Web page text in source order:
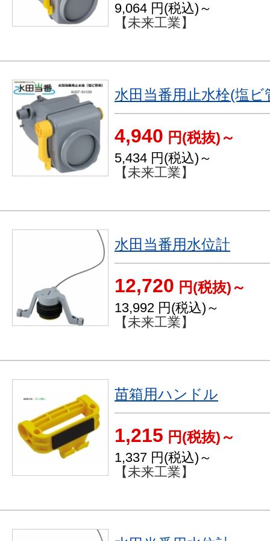
9,064 円(税込)～
【未来工業】
水田当番用止水栓(塩ビ
4,940 円(税抜)～
5,434 円(税込)～
【未来工業】
水田当番用水位計
12,720 円(税抜)～
13,992 円(税込)～
【未来工業】
苗箱用ハンドル
1,215 円(税抜)～
1,337 円(税込)～
【未来工業】